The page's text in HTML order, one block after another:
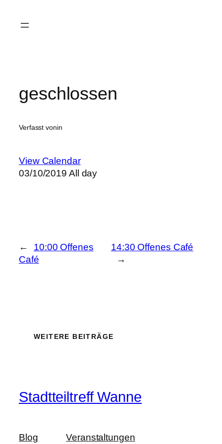
Inhalt
geschlossen
Verfasst vonin
View Calendar
03/10/2019 All day
←
10:00 Offenes
Café
14:30 Offenes Café
→
WEITERE BEITRÄGE
Stadtteiltreff Wanne
Blog Veranstaltungen